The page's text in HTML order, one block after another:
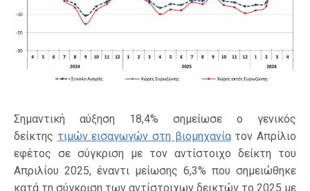
Σημαντική αύξηση 18,4% σημείωσε ο γενικός
δείκτης τιμών εισαγωγών στη βιομηχανίατον Απρίλιο
εφέτος σε σύγκριση με τον αντίστοιχο δείκτη του
Απριλίου 2025, έναντι μείωσης 6,3% που σημειώθηκε
κατά τη σύγκριση των αντίστοιχων δεικτών το 2025 με